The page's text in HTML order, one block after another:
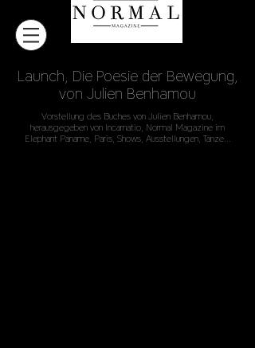
Launch, Die Poesie der Bewegung,
von Julien Benhamou
Vorstellung des Buches von Julien Benhamou,
herausgegeben von Incarnatio, Normal Magazine im
Elephant Paname, Paris, Shows, Ausstellungen, Tänze...